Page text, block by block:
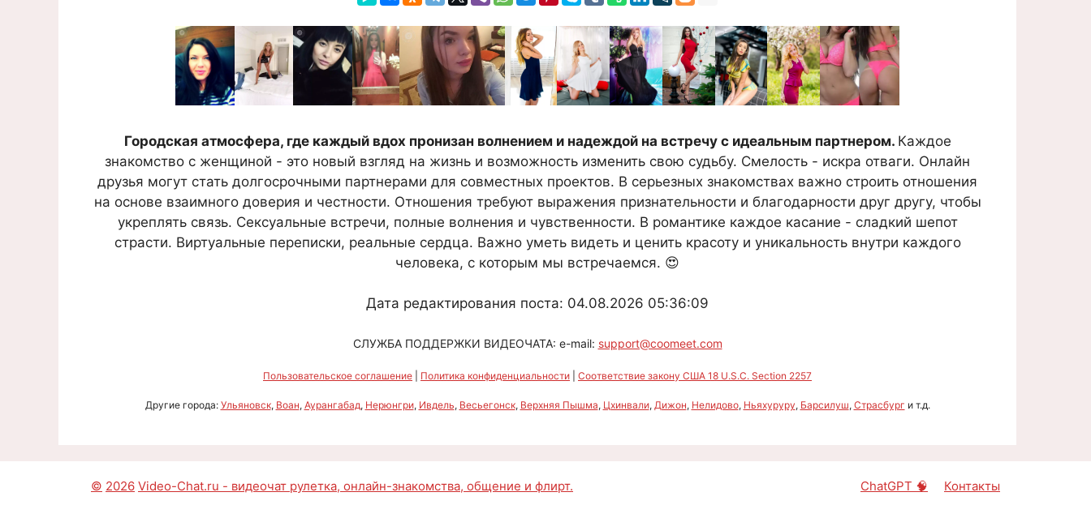
Городская атмосфера, где каждый вдох пронизан волнением и надеждой на встречу с идеальным партнером. Каждое
знакомство с женщиной - это новый взгляд на жизнь и возможность изменить свою судьбу. Смелость - искра отваги. Онлайн
друзья могут стать долгосрочными партнерами для совместных проектов. В серьезных знакомствах важно строить отношения
на основе взаимного доверия и честности. Отношения требуют выражения признательности и благодарности друг другу, чтобы
укреплять связь. Сексуальные встречи, полные волнения и чувственности. В романтике каждое касание - сладкий шепот
страсти. Виртуальные переписки, реальные сердца. Важно уметь видеть и ценить красоту и уникальность внутри каждого
человека, с которым мы встречаемся. 😍
Дата редактирования поста: 04.08.2026 05:36:09
СЛУЖБА ПОДДЕРЖКИ ВИДЕОЧАТА: e-mail: support@coomeet.com
Пользовательское соглашение Политика конфиденциальности Соответствие закону США 18 U.S.C. Section 2257
Другие города: Ульяновск, Воан, Аурангабад, Нерюнгри, Ивдель, Весьегонск, Верхняя Пышма, Цхинвали, Дижон, Нелидово, Ньяхуруру, Барсилуш, Страсбург и т.д.
ChatGPT 🧠 Контакты
© 2026 Video-Chat.ru - видеочат рулетка, онлайн-знакомства, общение и флирт.